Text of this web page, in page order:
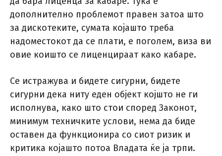
дополнително проблемот правен затоа што
за дискотеките, сумата којашто треба
надоместокот да се плати, е поголем, виза ви
овие коишто се лиценцираат како кабаре.
Се истражува и бидете сигурни, бидете
сигурни дека ниту еден објект којшто не ги
исполнува, како што стои според Законот,
минимум техничките услови, нема да биде
оставен да функционира со сиот ризик и
критика којашто потоа Владата ќе ја трпи.